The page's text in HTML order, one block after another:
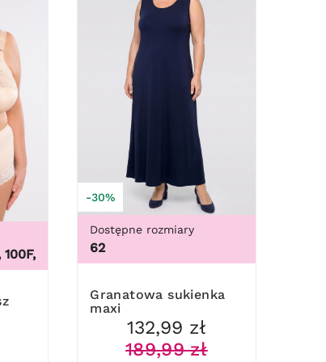
9XL
100G, 100H, 100I, 100J, 100K, 105B, 105C, 105D,
-30%
Dostępne rozmiary
62
Granatowa sukienka
maxi
132,99 zł
189,99 zł